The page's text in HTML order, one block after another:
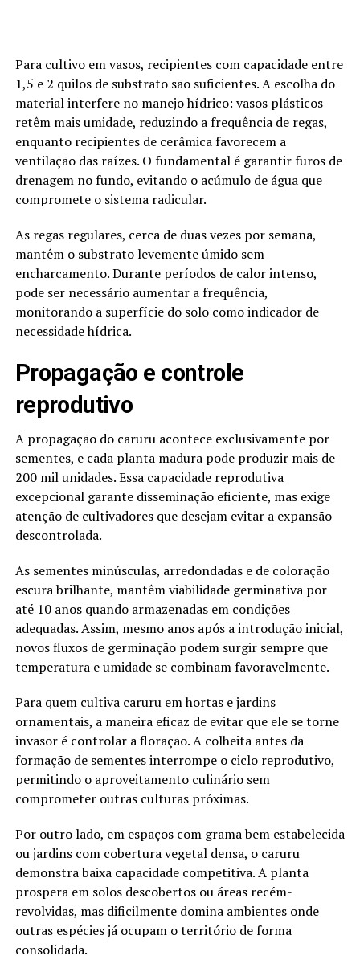
Para cultivo em vasos, recipientes com capacidade entre
1,5 e 2 quilos de substrato são suficientes. A escolha do
material interfere no manejo hídrico: vasos plásticos
retêm mais umidade, reduzindo a frequência de regas,
enquanto recipientes de cerâmica favorecem a
ventilação das raízes. O fundamental é garantir furos de
drenagem no fundo, evitando o acúmulo de água que
compromete o sistema radicular.
As regas regulares, cerca de duas vezes por semana,
mantêm o substrato levemente úmido sem
encharcamento. Durante períodos de calor intenso,
pode ser necessário aumentar a frequência,
monitorando a superfície do solo como indicador de
necessidade hídrica.
Propagação e controle
reprodutivo
A propagação do caruru acontece exclusivamente por
sementes, e cada planta madura pode produzir mais de
200 mil unidades. Essa capacidade reprodutiva
excepcional garante disseminação eficiente, mas exige
atenção de cultivadores que desejam evitar a expansão
descontrolada.
As sementes minúsculas, arredondadas e de coloração
escura brilhante, mantêm viabilidade germinativa por
até 10 anos quando armazenadas em condições
adequadas. Assim, mesmo anos após a introdução inicial,
novos fluxos de germinação podem surgir sempre que
temperatura e umidade se combinam favoravelmente.
Para quem cultiva caruru em hortas e jardins
ornamentais, a maneira eficaz de evitar que ele se torne
invasor é controlar a floração. A colheita antes da
formação de sementes interrompe o ciclo reprodutivo,
permitindo o aproveitamento culinário sem
comprometer outras culturas próximas.
Por outro lado, em espaços com grama bem estabelecida
ou jardins com cobertura vegetal densa, o caruru
demonstra baixa capacidade competitiva. A planta
prospera em solos descobertos ou áreas recém-
revolvidas, mas dificilmente domina ambientes onde
outras espécies já ocupam o território de forma
consolidada.